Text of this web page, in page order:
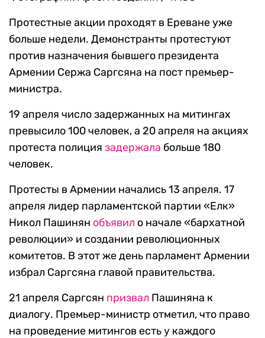
Протестные акции проходят в Ереване уже
больше недели. Демонстранты протестуют
против назначения бывшего президента
Армении Сержа Саргсяна на пост премьер-
министра.
19 апреля число задержанных на митингах
превысило 100 человек, а 20 апреля на акциях
протеста полиция задержала больше 180
человек.
Протесты в Армении начались 13 апреля. 17
апреля лидер парламентской партии «Елк»
Никол Пашинян объявил о начале «бархатной
революции» и создании революционных
комитетов. В этот же день парламент Армении
избрал Саргсяна главой правительства.
21 апреля Саргсян призвал Пашиняна к
диалогу. Премьер-министр отметил, что право
на проведение митингов есть у каждого